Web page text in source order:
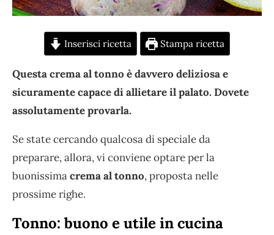
Inserisci ricetta Stampa ricetta
Questa crema al tonno è davvero deliziosa e
sicuramente capace di allietare il palato. Dovete
assolutamente provarla.
Se state cercando qualcosa di speciale da
preparare, allora, vi conviene optare per la
buonissimacrema al tonno, proposta nelle
prossime righe.
Tonno: buono e utile in cucina